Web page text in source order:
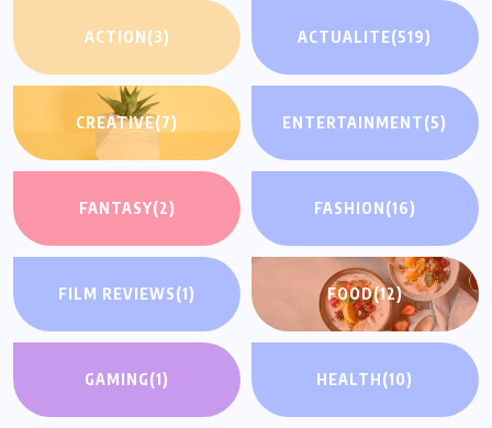
ACTION(3) ACTUALITE(519)
CREATIVE(7) ENTERTAINMENT(5)
FANTASY(2) FASHION(16)
FILM REVIEWS(1) FOOD(12)
GAMING(1) HEALTH(10)